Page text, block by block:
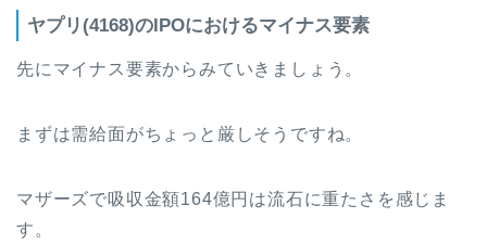
ヤプリ(4168)のIPOにおけるマイナス要素
先にマイナス要素からみていきましょう。
まずは需給面がちょっと厳しそうですね。
マザーズで吸収金額164億円は流石に重たさを感じま
す。